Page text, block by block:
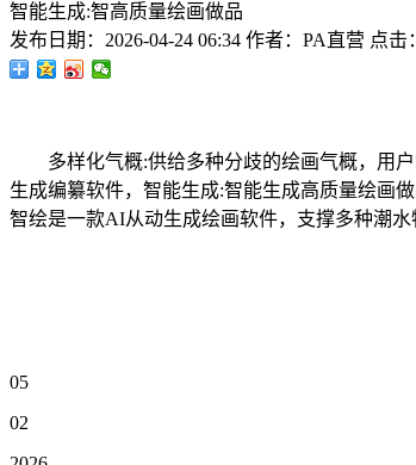
智能生成:智高质量绘画做品
发布日期： 2026-04-24 06:34 作者： PA直营 点击：
多样化气概:供给多种分歧的绘画气概，用户
生成编纂软件，智能生成:智能生成高质量绘画
智绘是一款AI从动生成绘画软件，支撑多种潮
05
02